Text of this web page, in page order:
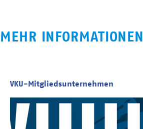
MEHR INFORMATIONEN